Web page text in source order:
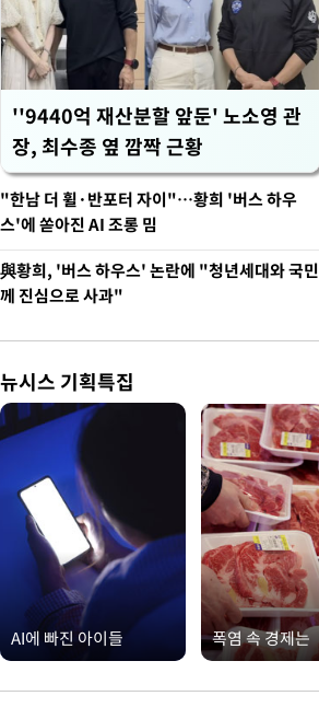
''9440억 재산분할 앞둔' 노소영 관
장, 최수종 옆 깜짝 근황
"한남 더 휠·반포터 자이"…황희 '버스 하우
스'에 쏟아진 AI 조롱 밈
與황희, '버스 하우스' 논란에 "청년세대와 국민
께 진심으로 사과"
뉴시스 기획특집
AI에 빠진 아이들 폭염 속 경제는